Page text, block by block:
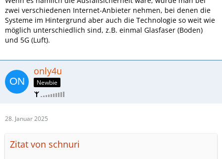
zwei verschiedenen Internet-Anbieter nehmen, bei denen die
Systeme im Hintergrund aber auch die Technologie so weit wie
möglich unterschiedlich sind, z.B. einmal Glasfaser (Boden)
und 5G (Luft).
only4u
Newbie
28. Januar 2025
Zitat von schnuri